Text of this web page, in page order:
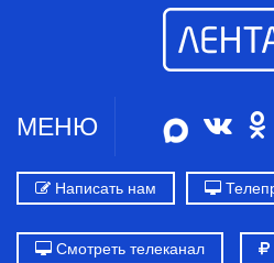
МЕНЮ
Написать нам
Смотреть телеканал